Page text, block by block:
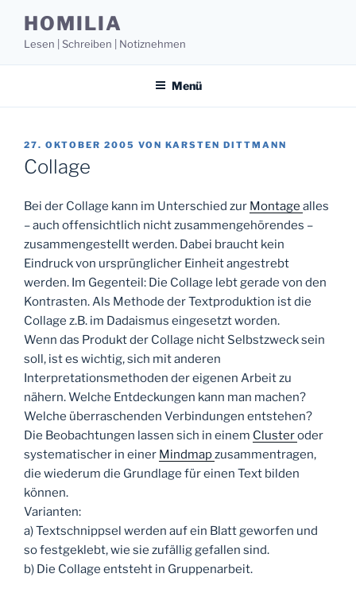
Inhalt
springen
HOMILIA
Lesen | Schreiben | Notiznehmen
Menü
VERÖFFENTLICHT
AM
27. OKTOBER 2005 VON KARSTEN DITTMANN
Collage
Bei der Collage kann im Unterschied zur Montage alles
– auch offensichtlich nicht zusammengehörendes –
zusammengestellt werden. Dabei braucht kein
Eindruck von ursprünglicher Einheit angestrebt
werden. Im Gegenteil: Die Collage lebt gerade von den
Kontrasten. Als Methode der Textproduktion ist die
Collage z.B. im Dadaismus eingesetzt worden.
Wenn das Produkt der Collage nicht Selbstzweck sein
soll, ist es wichtig, sich mit anderen
Interpretationsmethoden der eigenen Arbeit zu
nähern. Welche Entdeckungen kann man machen?
Welche überraschenden Verbindungen entstehen?
Die Beobachtungen lassen sich in einem Clusteroder
systematischer in einer Mindmapzusammentragen,
die wiederum die Grundlage für einen Text bilden
können.
Varianten:
a) Textschnippsel werden auf ein Blatt geworfen und
so festgeklebt, wie sie zufällig gefallen sind.
b) Die Collage entsteht in Gruppenarbeit.